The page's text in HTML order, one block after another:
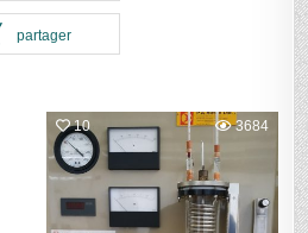
partager
10 3684